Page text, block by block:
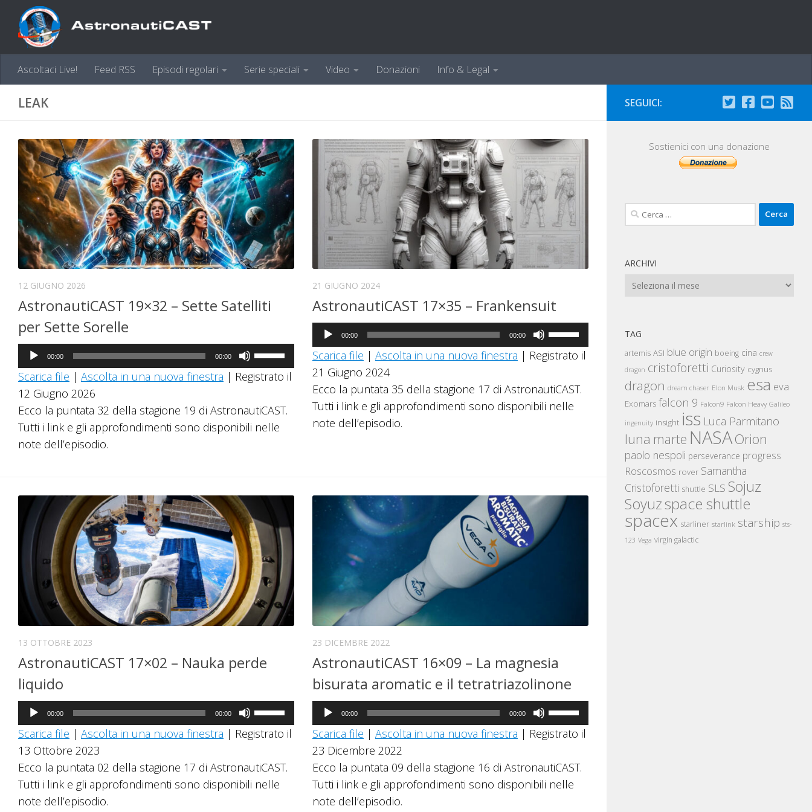
Sotto il contenuto
Ascoltaci Live! Feed RSS Episodi regolari Serie speciali Video Donazioni Info & Legal
LEAK
12 GIUGNO 2026
AstronautiCAST 19×32 – Sette Satelliti
per Sette Sorelle
Audio
Player
00:00 00:00
Usa
i
volume.
Scarica file | Ascolta in una nuova finestra | Registrato il
12 Giugno 2026
Ecco la puntata 32 della stagione 19 di AstronautiCAST.
Tutti i link e gli approfondimenti sono disponibili nelle
note dell’episodio.
21 GIUGNO 2024
AstronautiCAST 17×35 – Frankensuit
Audio
Player
00:00 00:00
Usa
i
volume.
Scarica file | Ascolta in una nuova finestra | Registrato il
21 Giugno 2024
Ecco la puntata 35 della stagione 17 di AstronautiCAST.
Tutti i link e gli approfondimenti sono disponibili nelle
note dell’episodio.
13 OTTOBRE 2023
AstronautiCAST 17×02 – Nauka perde
liquido
Audio
Player
00:00 00:00
Usa
i
Scarica file | Ascolta in una nuova finestra | Registrato il
13 Ottobre 2023
Ecco la puntata 02 della stagione 17 di AstronautiCAST.
Tutti i link e gli approfondimenti sono disponibili nelle
note dell’episodio.
23 DICEMBRE 2022
AstronautiCAST 16×09 – La magnesia
bisurata aromatic e il tetratriazolinone
Audio
Player
00:00 00:00
Usa
i
Scarica file | Ascolta in una nuova finestra | Registrato il
23 Dicembre 2022
Ecco la puntata 09 della stagione 16 di AstronautiCAST.
Tutti i link e gli approfondimenti sono disponibili nelle
note dell’episodio.
SEGUICI:
Sostienici con una donazione
Ricerca
per:
ARCHIVI
Archivi
TAG
artemis ASI blue origin boeing cina crew
dragon cristoforetti Curiosity cygnus
dragon dream chaser Elon Musk esa eva
Exomars falcon 9 Falcon9 Falcon Heavy Galileo
ingenuity insight iss Luca Parmitano
luna marte NASAOrion
paolo nespoli perseverance progress
Roscosmos rover Samantha
Cristoforetti shuttle SLS Sojuz
Soyuzspace shuttle
spacex starliner starlink starship sts-
123 Vega virgin galactic